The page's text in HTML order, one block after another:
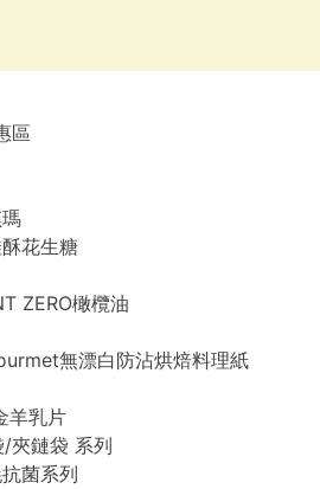
區
花生糖
ZERO橄欖油
無漂白防沾烘焙料理紙
羊乳片
夾鏈袋 系列
菌系列